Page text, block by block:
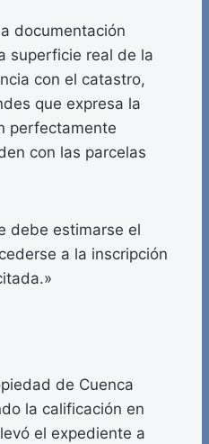
documentación
superficie real de la
con el catastro,
que expresa la
perfectamente
con las parcelas
debe estimarse el
a la inscripción
de Cuenca
la calificación en
el expediente a